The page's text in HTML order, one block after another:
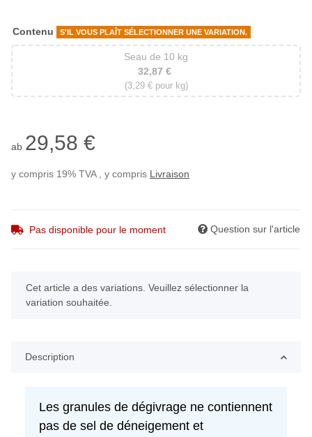
Contenu S'IL VOUS PLAÎT SÉLECTIONNER UNE VARIATION.
Seau de 10 kg
Seau de 10 kg
32,87 €
(3,29 € pour kg)
ab 29,58 €
y compris 19% TVA , y compris Livraison
Pas disponible pour le moment Question sur l'article
x
Cet article a des variations. Veuillez sélectionner la
variation souhaitée.
Description
Les granules de dégivrage ne contiennent
pas de sel de déneigement et